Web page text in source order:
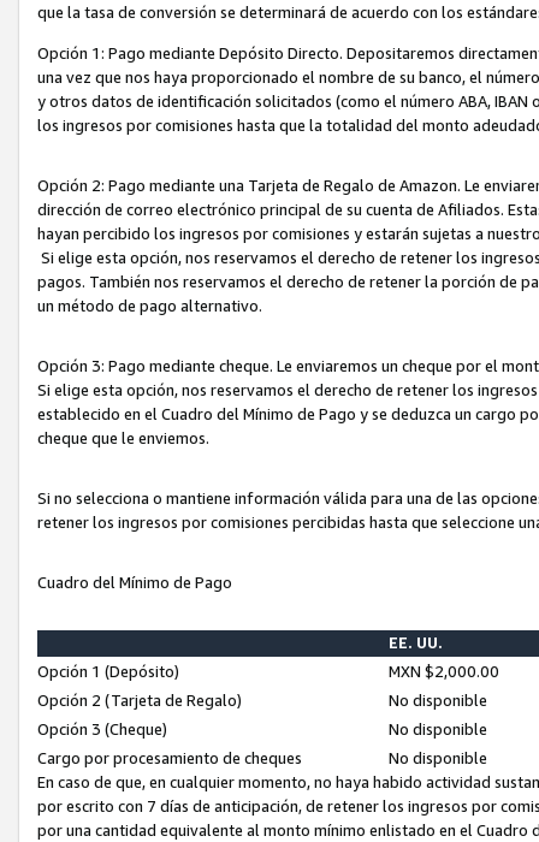
que la tasa de conversión se determinará de acuerdo con los
Opción 1: Pago mediante Depósito Directo. Depositaremos
una vez que nos haya proporcionado el nombre de su banco, el
y otros datos de identificación solicitados (como el número ABA,
los ingresos por comisiones hasta que la totalidad del monto
Opción 2: Pago mediante una Tarjeta de Regalo de Amazon. Le
dirección de correo electrónico principal de su cuenta de Afiliados.
hayan percibido los ingresos por comisiones y estarán sujetas a
Si elige esta opción, nos reservamos el derecho de retener los
pagos. También nos reservamos el derecho de retener la porción de
un método de pago alternativo.
Opción 3: Pago mediante cheque. Le enviaremos un cheque por el
Si elige esta opción, nos reservamos el derecho de retener los
establecido en el Cuadro del Mínimo de Pago y se deduzca un cargo
cheque que le enviemos.
Si no selecciona o mantiene información válida para una de las
retener los ingresos por comisiones percibidas hasta que seleccione
Cuadro del Mínimo de Pago
EE. UU.
Opción 1 (Depósito)
MXN $2,000.00
Opción 2 (Tarjeta de Regalo)
No disponible
Opción 3 (Cheque)
No disponible
Cargo por procesamiento de cheques
No disponible
En caso de que, en cualquier momento, no haya habido actividad
por escrito con 7 días de anticipación, de retener los ingresos por
por una cantidad equivalente al monto mínimo enlistado en el